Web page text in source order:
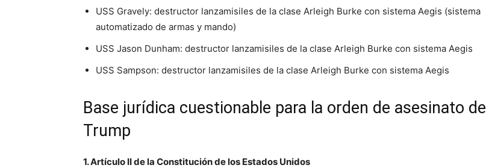
USS Gravely: destructor lanzamisiles de la clase Arleigh Burke con sistema Aegis (sistema
automatizado de armas y mando)
USS Jason Dunham: destructor lanzamisiles de la clase Arleigh Burke con sistema Aegis
USS Sampson: destructor lanzamisiles de la clase Arleigh Burke con sistema Aegis
Base jurídica cuestionable para la orden de asesinato de
Trump
1. Artículo II de la Constitución de los Estados Unidos